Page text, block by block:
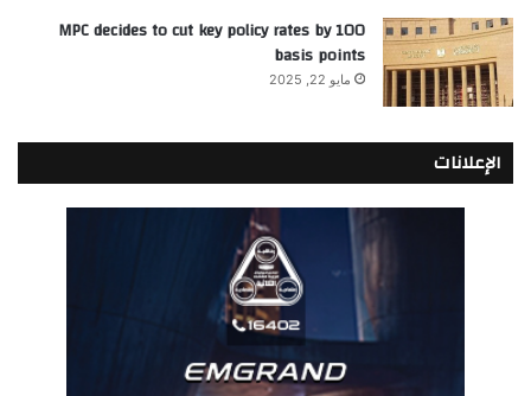
MPC decides to cut key policy rates by 100
basis points
مايو 22, 2025
الإعلانات